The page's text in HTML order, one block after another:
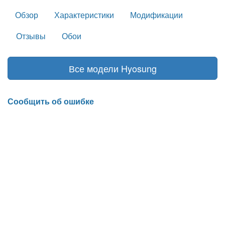
Обзор
Характеристики
Модификации
Отзывы
Обои
Все модели Hyosung
Сообщить об ошибке